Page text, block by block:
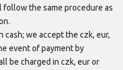
the same procedure as
cash; we accept the czk, eur,
event of payment by
be charged in czk, eur or